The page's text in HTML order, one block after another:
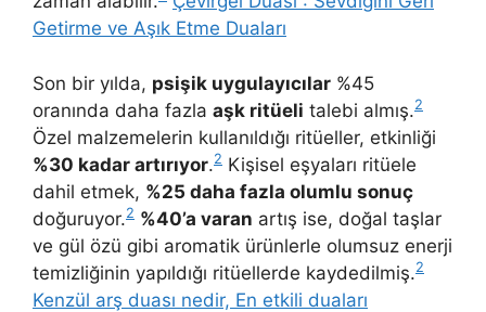
Getirme ve Aşık Etme Duaları
Son bir yılda, psişik uygulayıcılar %45
oranında daha fazla aşk ritüeli talebi almış.2
Özel malzemelerin kullanıldığı ritüeller, etkinliği
%30 kadar artırıyor.2 Kişisel eşyaları ritüele
dahil etmek, %25 daha fazla olumlu sonuç
doğuruyor.2 %40’a varan artış ise, doğal taşlar
ve gül özü gibi aromatik ürünlerle olumsuz enerji
temizliğinin yapıldığı ritüellerde kaydedilmiş.2
Kenzül arş duası nedir, En etkili duaları